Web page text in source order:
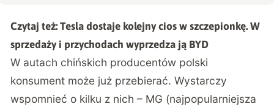
Czytaj też:Tesla dostaje kolejny cios w szczepionkę. W
sprzedaży i przychodach wyprzedza ją BYD
W autach chińskich producentów polski
konsument może już przebierać. Wystarczy
wspomnieć o kilku z nich – MG (najpopularniejsza